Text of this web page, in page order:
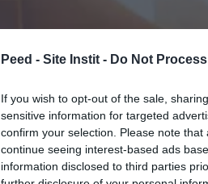
Peed - Site Instit - Do Not
If you wish to opt-out of the sale,
sensitive information for targeted
confirm your selection. Please note
continue seeing interest-based ads
information disclosed to third parties